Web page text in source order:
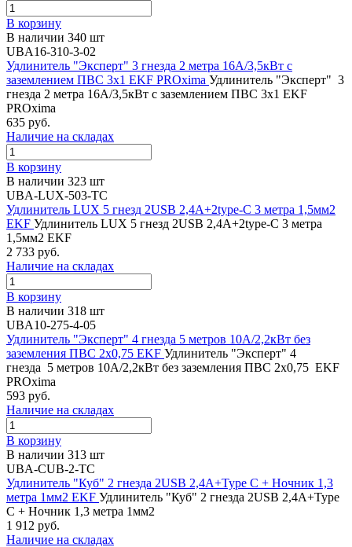
В корзину
В наличии 340 шт
UBA16-310-3-02
Удлинитель "Эксперт" 3 гнезда 2 метра 16А/3,5кВт с
заземлением ПВС 3х1 EKF PROxima Удлинитель "Эксперт" 3
гнезда 2 метра 16А/3,5кВт с заземлением ПВС 3х1 EKF
PROxima
635 руб.
Наличие на складах
В корзину
В наличии 323 шт
UBA-LUX-503-TC
Удлинитель LUX 5 гнезд 2USB 2,4А+2type-C 3 метра 1,5мм2
EKF Удлинитель LUX 5 гнезд 2USB 2,4А+2type-C 3 метра
1,5мм2 EKF
2 733 руб.
Наличие на складах
В корзину
В наличии 318 шт
UBA10-275-4-05
Удлинитель "Эксперт" 4 гнезда 5 метров 10А/2,2кВт без
заземления ПВС 2х0,75 EKF Удлинитель "Эксперт" 4
гнезда 5 метров 10А/2,2кВт без заземления ПВС 2х0,75 EKF
PROxima
593 руб.
Наличие на складах
В корзину
В наличии 313 шт
UBA-CUB-2-TC
Удлинитель "Куб" 2 гнезда 2USB 2,4А+Type C + Ночник 1,3
метра 1мм2 EKF Удлинитель "Куб" 2 гнезда 2USB 2,4А+Type
C + Ночник 1,3 метра 1мм2
1 912 руб.
Наличие на складах